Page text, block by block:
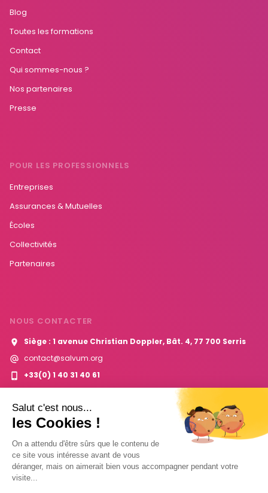
Salut c'est nous...
les Cookies !
On a attendu d'être sûrs que le contenu de
ce site vous intéresse avant de vous
déranger, mais on aimerait bien vous accompagner pendant votre
visite...
Blog
Toutes les formations
Contact
Qui sommes-nous ?
Nos partenaires
Presse
POUR LES PROFESSIONNELS
Entreprises
Assurances & Mutuelles
Écoles
Collectivités
Partenaires
NOUS CONTACTER
Siège : 1 avenue Christian Doppler, Bât. 4, 77 700 Serris
contact@salvum.org
+33(0) 1 40 31 40 61
Contactez-nous